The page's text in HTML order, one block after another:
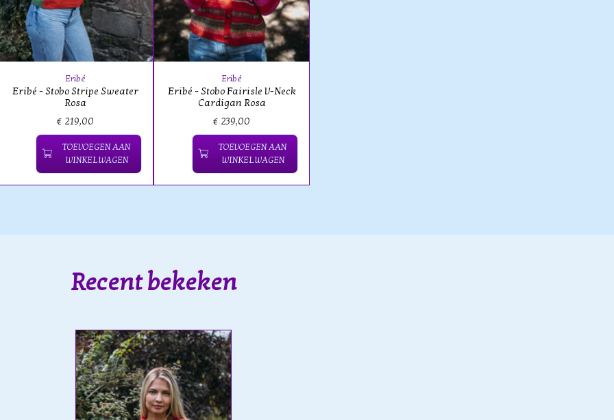
Eribé
Eribé - Stobo Stripe Sweater
Rosa
€ 219,00
TOEVOEGEN AAN
WINKELWAGEN
Eribé
Eribé - Stobo Fairisle V-Neck
Cardigan Rosa
€ 239,00
TOEVOEGEN AAN
WINKELWAGEN
Recent bekeken